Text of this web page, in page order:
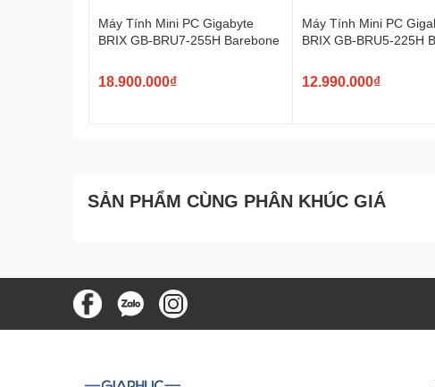
Máy Tính Mini PC Gigabyte
BRIX GB-BRU7-255H Barebone
18.900.000₫
Máy Tính Mini PC
BRIX GB-BRU5-225H
12.990.000₫
SẢN PHẨM CÙNG PHÂN KHÚC GIÁ